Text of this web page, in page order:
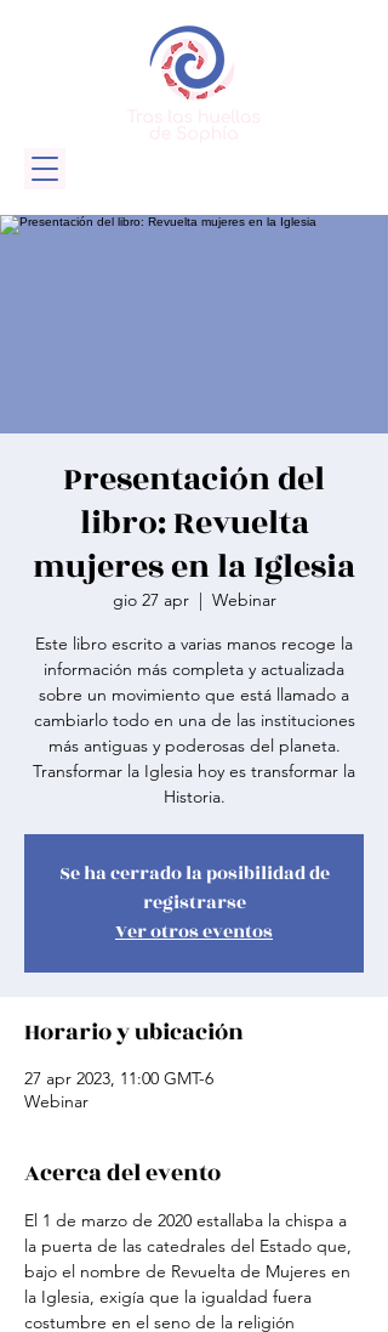
Presentación del
libro: Revuelta
mujeres en la Iglesia
gio 27 apr
  |
Webinar
Este libro escrito a varias manos recoge la
información más completa y actualizada
sobre un movimiento que está llamado a
cambiarlo todo en una de las instituciones
más antiguas y poderosas del planeta.
Transformar la Iglesia hoy es transformar la
Historia.
Se ha cerrado la posibilidad de
registrarse
Ver otros eventos
Horario y ubicación
27 apr 2023, 11:00 GMT-6
Webinar
Acerca del evento
El 1 de marzo de 2020 estallaba la chispa a
la puerta de las catedrales del Estado que,
bajo el nombre de Revuelta de Mujeres en
la Iglesia, exigía que la igualdad fuera
costumbre en el seno de la religión